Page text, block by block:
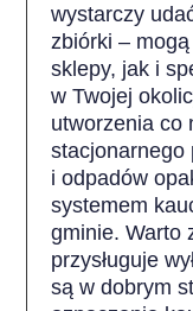
wystarczy
zbiórki –
sklepy, jak i
w Twojej
utworzenia co
stacjonarnego
i odpadów
systemem
gminie. Warto
przysługuje
są w dobrym